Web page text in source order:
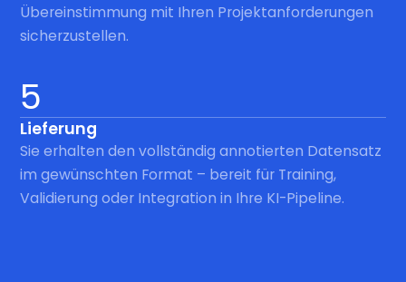
Übereinstimmung mit Ihren Projektanforderungen
sicherzustellen.
5
Lieferung
Sie erhalten den vollständig annotierten Datensatz
im gewünschten Format – bereit für Training,
Validierung oder Integration in Ihre KI-Pipeline.